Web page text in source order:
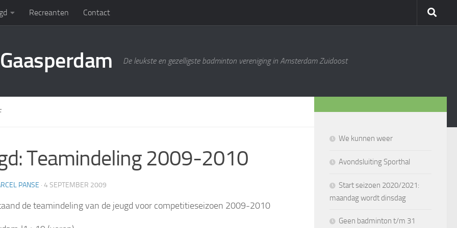
Recreanten Contact
De leukste en gezelligste badminton vereniging in Amsterdam Zuidoost
Teamindeling 2009-2010
PANSE · 4 SEPTEMBER 2009
de teamindeling van de jeugd voor competitieseizoen 2009-2010
We kunnen weer
Avondsluiting Sporthal
Start seizoen 2020/2021:
maandag wordt dinsdag
Geen badminton t/m 31